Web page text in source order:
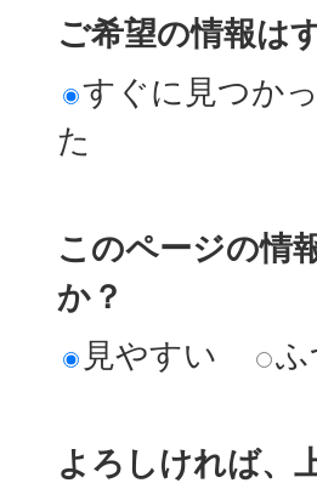
ご希望の情報は
すぐに見つか
た
このページの情
か？
見やすい
ふ
よろしければ、